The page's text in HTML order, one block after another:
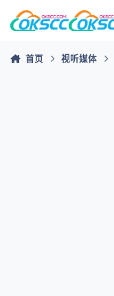
跳转到帖子
首页 视听媒体